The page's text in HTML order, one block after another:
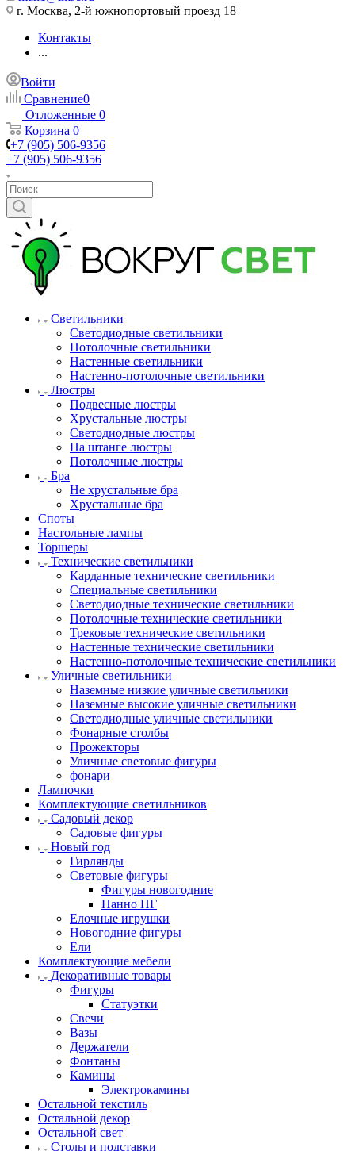
г. Москва, 2-й южнопортовый проезд 18
Контакты
...
Войти
Сравнение0
Отложенные 0
Корзина 0
+7 (905) 506-9356
+7 (905) 506-9356
Светильники
Светодиодные светильники
Потолочные светильники
Настенные светильники
Настенно-потолочные светильники
Люстры
Подвесные люстры
Хрустальные люстры
Светодиодные люстры
На штанге люстры
Потолочные люстры
Бра
Не хрустальные бра
Хрустальные бра
Споты
Настольные лампы
Торшеры
Технические светильники
Карданные технические светильники
Специальные светильники
Светодиодные технические светильники
Потолочные технические светильники
Трековые технические светильники
Настенные технические светильники
Настенно-потолочные технические светильники
Уличные светильники
Наземные низкие уличные светильники
Наземные высокие уличные светильники
Светодиодные уличные светильники
Фонарные столбы
Прожекторы
Уличные световые фигуры
фонари
Лампочки
Комплектующие светильников
Садовый декор
Садовые фигуры
Новый год
Гирлянды
Световые фигуры
Фигуры новогодние
Панно НГ
Елочные игрушки
Новогодние фигуры
Ели
Комплектующие мебели
Декоративные товары
Фигуры
Статуэтки
Свечи
Вазы
Держатели
Фонтаны
Камины
Электрокамины
Остальной текстиль
Остальной декор
Остальной свет
Столы и подставки